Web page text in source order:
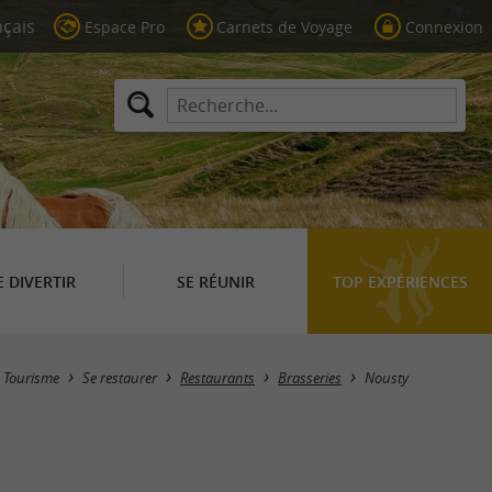
Espace Pro Carnets de Voyage Connexion
DIVERTIR SE RÉUNIR TOP EXPÉRIENCES
Masquer la carte
Tourisme Se restaurer Restaurants Brasseries Nousty